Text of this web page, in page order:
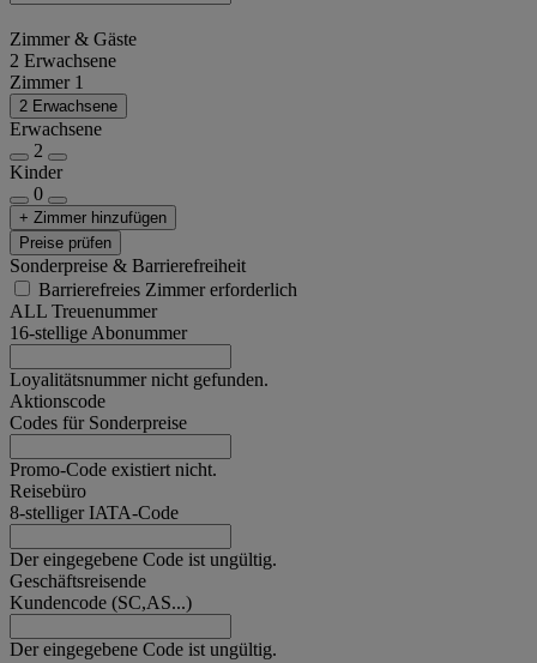
Zimmer & Gäste
2 Erwachsene
Zimmer 1
2 Erwachsene
Erwachsene
2
Kinder
0
+ Zimmer hinzufügen
Preise prüfen
Sonderpreise & Barrierefreiheit
Barrierefreies Zimmer erforderlich
ALL Treuenummer
16-stellige Abonummer
Loyalitätsnummer nicht gefunden.
Aktionscode
Codes für Sonderpreise
Promo-Code existiert nicht.
Reisebüro
8-stelliger IATA-Code
Der eingegebene Code ist ungültig.
Geschäftsreisende
Kundencode (SC,AS...)
Der eingegebene Code ist ungültig.